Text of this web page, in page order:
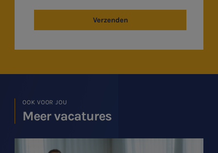
Verzenden
OOK VOOR JOU
Meer vacatures